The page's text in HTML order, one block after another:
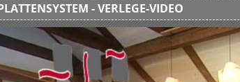
- VERLEGE-VIDEO